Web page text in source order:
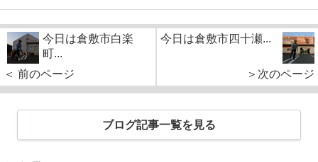
今日は倉敷市白楽
町...
＜ 前のページ
今日は倉敷市四十瀬...
＞次のページ
ブログ記事一覧を見る